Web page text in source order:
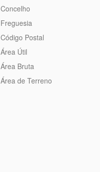
Concelho
Freguesia
Código Postal
Área Útil
Área Bruta
Área de Terreno